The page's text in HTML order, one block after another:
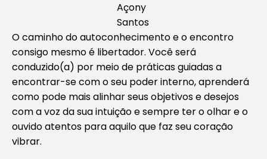
Açony
Santos
O caminho do autoconhecimento e o encontro
consigo mesmo é libertador. Você será
conduzido(a) por meio de práticas guiadas a
encontrar-se com o seu poder interno, aprenderá
como pode mais alinhar seus objetivos e desejos
com a voz da sua intuição e sempre ter o olhar e o
ouvido atentos para aquilo que faz seu coração
vibrar.